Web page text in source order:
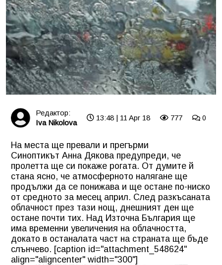
Редактор:
Iva Nikolova
13:48 | 11 Apr 18 777 0
На места ще превали и прегърми
Синоптикът Анна Дякова предупреди, че
пролетта ще си покаже рогата. От думите й
стана ясно, че атмосферното налягане ще
продължи да се понижава и ще остане по-ниско
от средното за месец април. След разкъсаната
облачност през тази нощ, днешният ден ще
остане почти тих. Над Източна България ще
има временни увеличения на облачността,
докато в останалата част на страната ще бъде
слънчево. [caption id="attachment_548624"
align="aligncenter" width="300"]